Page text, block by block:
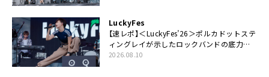
LuckyFes
【速レポ】＜LuckyFes’26＞ポルカドットステ
ィングレイが示したロックバンドの底力
「LuckyFesのマスコットキャラクターである
2026.08.10